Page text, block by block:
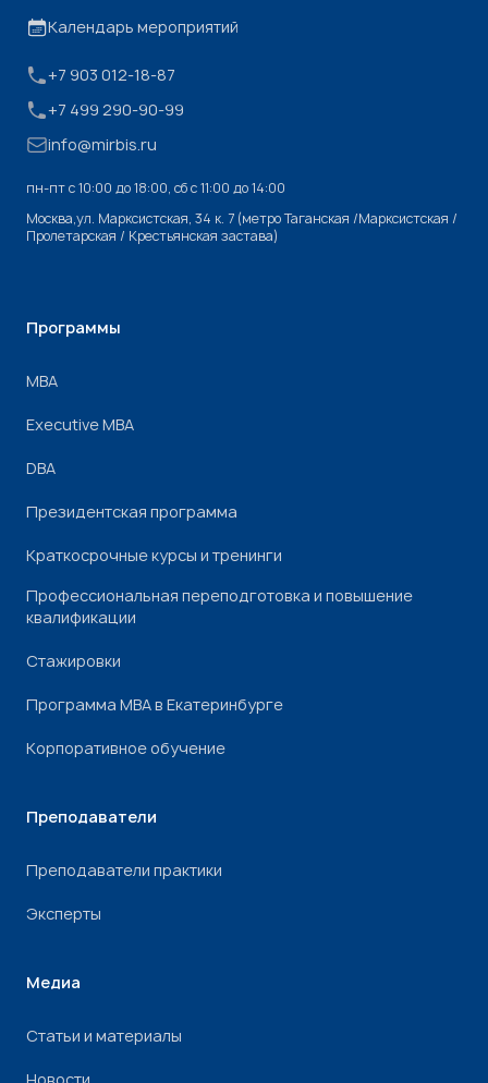
Календарь мероприятий
+7 903 012-18-87
+7 499 290-90-99
info@mirbis.ru
пн-пт с 10:00 до 18:00, cб с 11:00 до 14:00
Москва,ул. Марксистская, 34 к. 7 (метро Таганская /Марксистская /
Пролетарская / Крестьянская застава)
Программы
МВА
Executive MBA
DBA
Президентская программа
Краткосрочные курсы и тренинги
Профессиональная переподготовка и повышение
квалификации
Стажировки
Программа МВА в Екатеринбурге
Корпоративное обучение
Преподаватели
Преподаватели практики
Эксперты
Медиа
Статьи и материалы